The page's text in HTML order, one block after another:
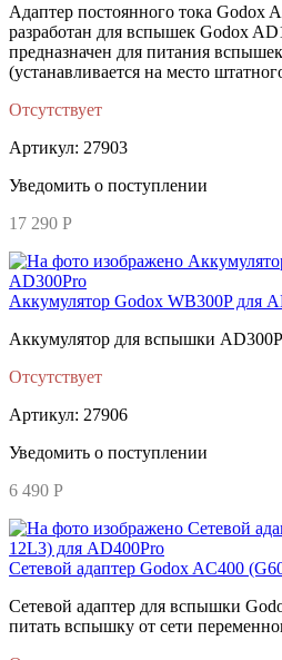
Адаптер постоянного тока Godox
разработан для вспышек Godox
предназначен для питания
(устанавливается на место
Отсутствует
Артикул: 27903
Уведомить о поступлении
17 290 Р
Аккумулятор Godox WB300P для
Аккумулятор для вспышки
Отсутствует
Артикул: 27906
Уведомить о поступлении
6 490 Р
Сетевой адаптер Godox AC400
Сетевой адаптер для вспышки
питать вспышку от сети